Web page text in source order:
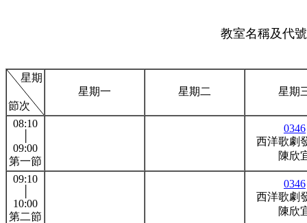
教室名稱及代
星期
節次
星期一 星期二 星期
08:10
09:00
第一節
0346
西洋歌劇
陳欣
09:10
10:00
第二節
0346
西洋歌劇
陳欣